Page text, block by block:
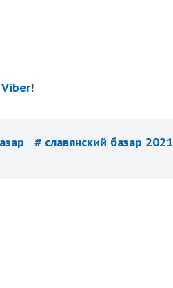
Viber!
# славянский базар 2021